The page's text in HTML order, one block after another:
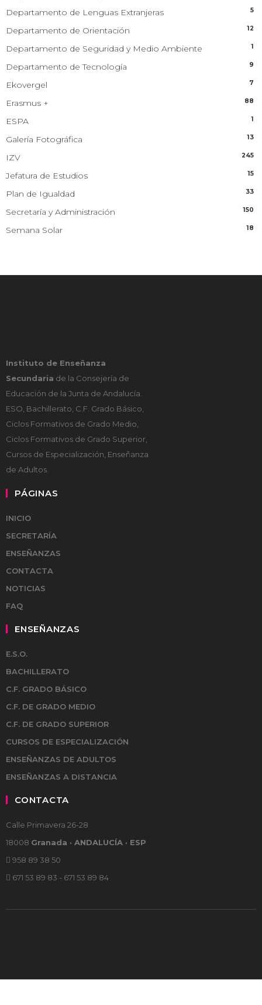
Departamento de Lenguas Extranjeras 5
Departamento de Orientación 12
Departamento de Seguridad y Medio Ambiente 1
Departamento de Tecnología 9
Ekovergel 7
Erasmus + 88
ESPA 1
Galería Fotográfica 13
IZV 245
Jefatura de Estudios 15
Plan de Igualdad 33
Secretaría y Administración 150
Semana Solar 18
Instituto de Enseñanza
Secundaria de la Consejería de
Educación de la Junta de Andalucía.
ESO, Bachillerato, C.F. Grado Básico,
Ciclos Formativos de Grado Medio,
Ciclos Formativos de Grado Superior,
Cursos de Especialización, Enseñanza
de Adultos.
PÁGINAS
INICIO
SECRETARÍA
ENSEÑANZAS
CONTACTA
NOTICIAS
FAQ
ENSEÑANZAS
E.S.O.
BACHILLERATO
C.F. GRADO BÁSICO
C.F. DE GRADO MEDIO
C.F. DE GRADO SUPERIOR
CURSOS DE ESPECIALIZACIÓN
ENSEÑANZAS DE ADULTOS
ENSEÑANZAS A DISTANCIA
CONTACTA
Calle Primavera 26-28
18008 Granada · ANDALUCÍA · ESP
958 89 38 50
671 53 89 83 - 671 53 89 84